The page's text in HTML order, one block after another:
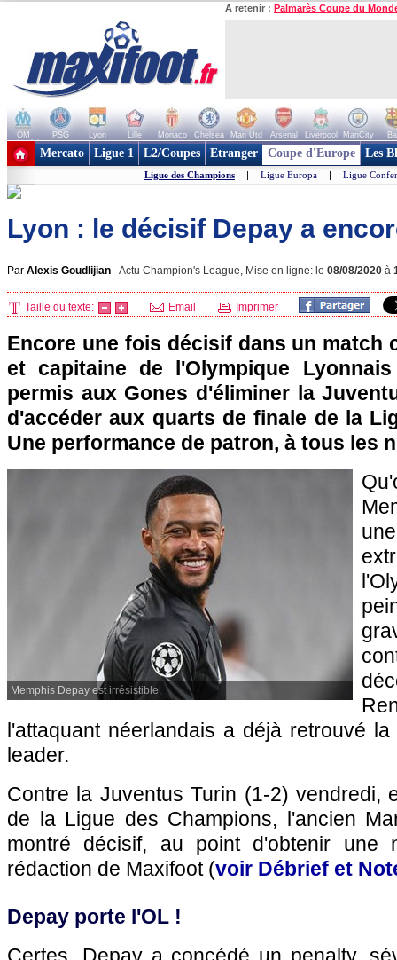
A retenir : Palmarès Coupe du
OM PSG Lyon Lille Monaco Chelsea Man Utd Arsenal Liverpool ManCity
+ de clubs
Mercato Ligue 1 L2/Coupes Etranger Coupe d'Europe Les
Ligue des Champions | Ligue Europa | Ligue
Lyon : le décisif Depay a
Par Alexis Goudlijian -Actu Champion's League, Mise en ligne: le 08/08/2020 à
Taille du texte: Email Imprimer
Encore une fois décisif dans un match
et capitaine de l'Olympique
permis aux Gones d'éliminer la
d'accéder aux quarts de finale de la
Une performance de patron, à tous les
Memphis Depay est irrésistible.
l'attaquant néerlandais a déjà retrouvé
leader.
Contre la Juventus Turin (1-2) vendredi,
de la Ligue des Champions, l'ancien
montré décisif, au point d'obtenir
rédaction de Maxifoot (voir Débrief et
Depay porte l'OL !